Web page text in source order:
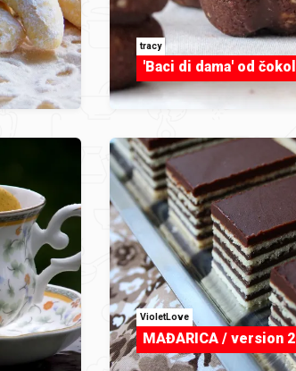
tracy
'Baci di dama' od
VioletLove
MAĐARICA / version 2